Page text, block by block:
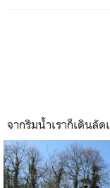
จากริมน้ำเราก็เดินลัด